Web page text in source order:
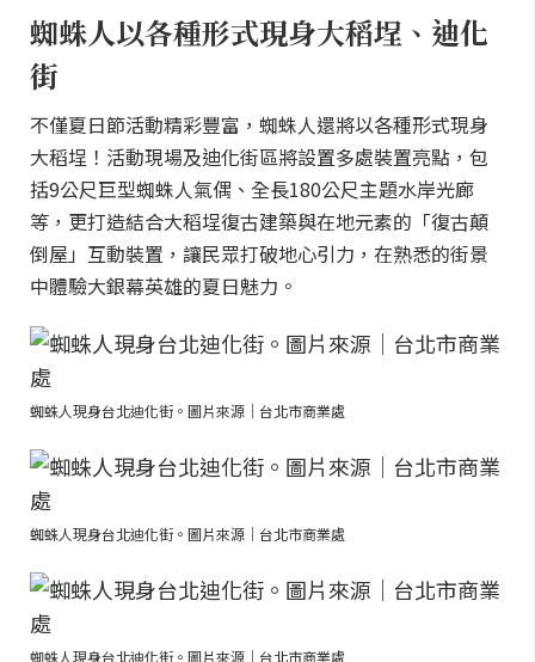
蜘蛛人以各種形式現身大稻埕、迪化
街
不僅夏日節活動精彩豐富，蜘蛛人還將以各種形式現身
大稻埕！活動現場及迪化街區將設置多處裝置亮點，包
括9公尺巨型蜘蛛人氣偶、全長180公尺主題水岸光廊
等，更打造結合大稻埕復古建築與在地元素的「復古顛
倒屋」互動裝置，讓民眾打破地心引力，在熟悉的街景
中體驗大銀幕英雄的夏日魅力。
蜘蛛人現身台北迪化街。圖片來源｜台北市商業處
蜘蛛人現身台北迪化街。圖片來源｜台北市商業處
蜘蛛人現身台北迪化街。圖片來源｜台北市商業處